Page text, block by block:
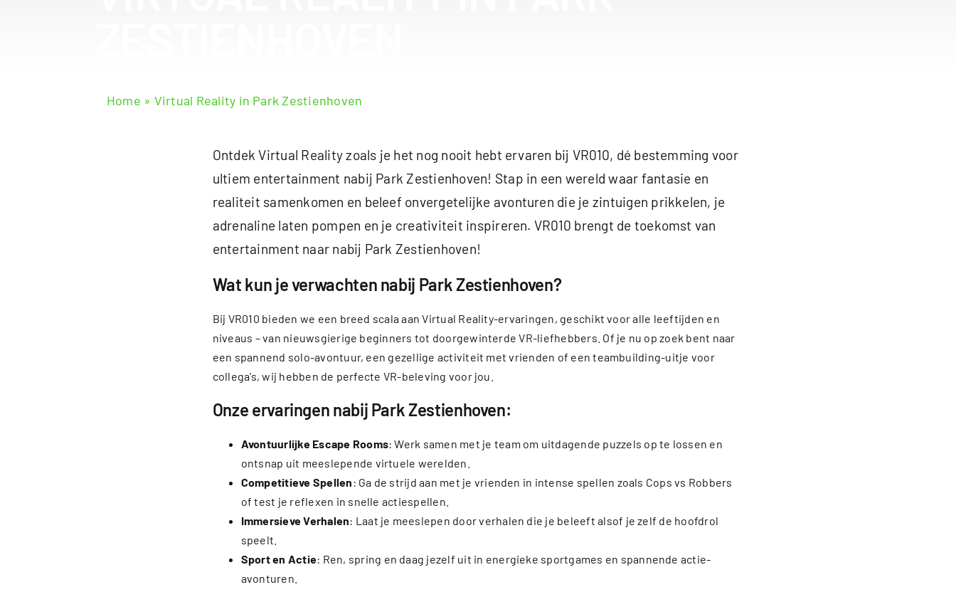
Home » Virtual Reality in Park Zestienhoven
Ontdek Virtual Reality zoals je het nog nooit hebt ervaren bij VR010, dé bestemming voor
ultiem entertainment nabij Park Zestienhoven! Stap in een wereld waar fantasie en
realiteit samenkomen en beleef onvergetelijke avonturen die je zintuigen prikkelen, je
adrenaline laten pompen en je creativiteit inspireren. VR010 brengt de toekomst van
entertainment naar nabij Park Zestienhoven!
Wat kun je verwachten nabij Park Zestienhoven?
Bij VR010 bieden we een breed scala aan Virtual Reality-ervaringen, geschikt voor alle leeftijden en
niveaus – van nieuwsgierige beginners tot doorgewinterde VR-liefhebbers. Of je nu op zoek bent naar
een spannend solo-avontuur, een gezellige activiteit met vrienden of een teambuilding-uitje voor
collega’s, wij hebben de perfecte VR-beleving voor jou.
Onze ervaringen nabij Park Zestienhoven:
Avontuurlijke Escape Rooms: Werk samen met je team om uitdagende puzzels op te lossen en
ontsnap uit meeslepende virtuele werelden.
Competitieve Spellen : Ga de strijd aan met je vrienden in intense spellen zoals Cops vs Robbers
of test je reflexen in snelle actiespellen.
Immersieve Verhalen: Laat je meeslepen door verhalen die je beleeft alsof je zelf de hoofdrol
speelt.
Sport en Actie: Ren, spring en daag jezelf uit in energieke sportgames en spannende actie-
avonturen.